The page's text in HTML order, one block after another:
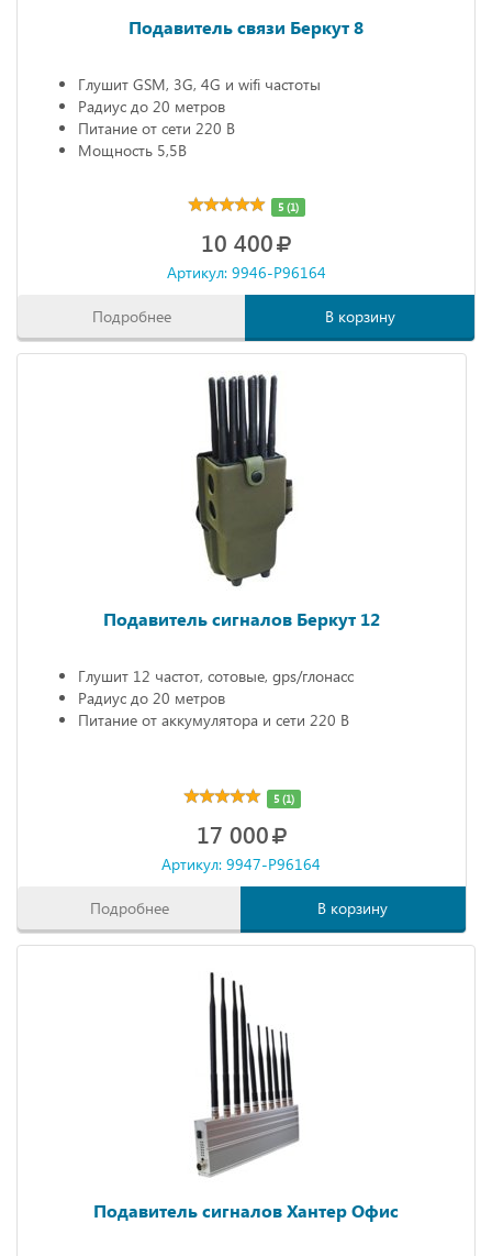
Подавитель связи Беркут 8
Глушит GSM, 3G, 4G и wifi частоты
Радиус до 20 метров
Питание от сети 220 В
Мощность 5,5В
5 (1)
10 400
Артикул: 9946-P96164
Подробнее В корзину
Подавитель сигналов Беркут 12
Глушит 12 частот, сотовые, gps/глонасс
Радиус до 20 метров
Питание от аккумулятора и сети 220 В
5 (1)
17 000
Артикул: 9947-P96164
Подробнее В корзину
Подавитель сигналов Хантер Офис